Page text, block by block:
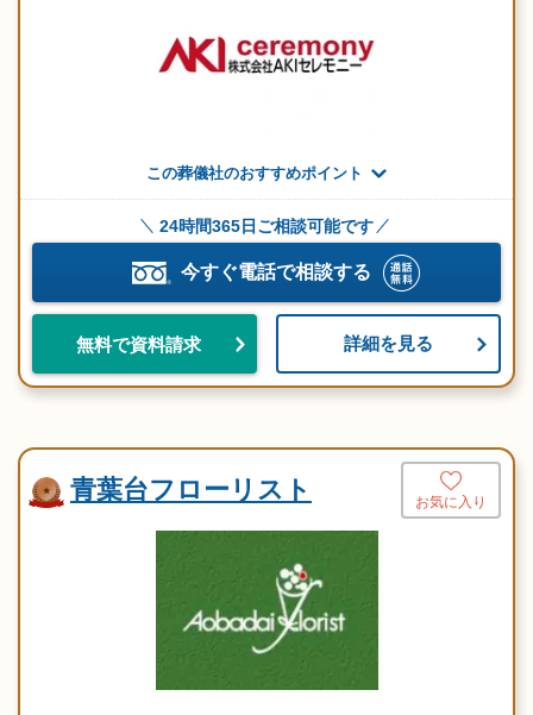
この葬儀社のおすすめポイント
24時間365日ご相談可能です
今すぐ電話で相談する
無料で資料請求 詳細を見る
青葉台フローリスト お気に入り